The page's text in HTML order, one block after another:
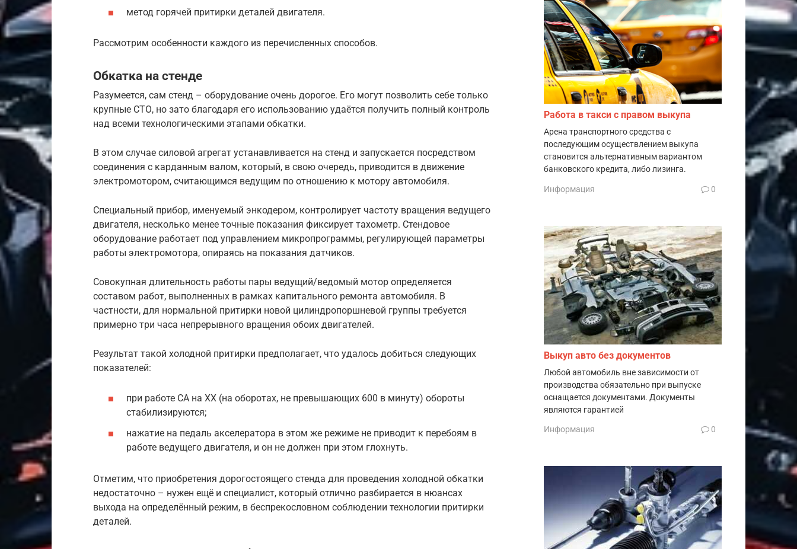
метод горячей притирки деталей двигателя.
Рассмотрим особенности каждого из перечисленных способов.
Обкатка на стенде
Разумеется, сам стенд – оборудование очень дорогое. Его могут позволить себе только
крупные СТО, но зато благодаря его использованию удаётся получить полный контроль
над всеми технологическими этапами обкатки.
В этом случае силовой агрегат устанавливается на стенд и запускается посредством
соединения с карданным валом, который, в свою очередь, приводится в движение
электромотором, считающимся ведущим по отношению к мотору автомобиля.
Специальный прибор, именуемый энкодером, контролирует частоту вращения ведущего
двигателя, несколько менее точные показания фиксирует тахометр. Стендовое
оборудование работает под управлением микропрограммы, регулирующей параметры
работы электромотора, опираясь на показания датчиков.
Совокупная длительность работы пары ведущий/ведомый мотор определяется
составом работ, выполненных в рамках капитального ремонта автомобиля. В
частности, для нормальной притирки новой цилиндропоршневой группы требуется
примерно три часа непрерывного вращения обоих двигателей.
Результат такой холодной притирки предполагает, что удалось добиться следующих
показателей:
при работе СА на ХХ (на оборотах, не превышающих 600 в минуту) обороты
стабилизируются;
нажатие на педаль акселератора в этом же режиме не приводит к перебоям в
работе ведущего двигателя, и он не должен при этом глохнуть.
Отметим, что приобретения дорогостоящего стенда для проведения холодной обкатки
недостаточно – нужен ещё и специалист, который отлично разбирается в нюансах
выхода на определённый режим, в беспрекословном соблюдении технологии притирки
деталей.
Работа в такси с правом выкупа
Арена транспортного средства с
последующим осуществлением выкупа
становится альтернативным вариантом
банковского кредита, либо лизинга.
Информация 0
Выкуп авто без документов
Любой автомобиль вне зависимости от
производства обязательно при выпуске
оснащается документами. Документы
являются гарантией
Информация 0